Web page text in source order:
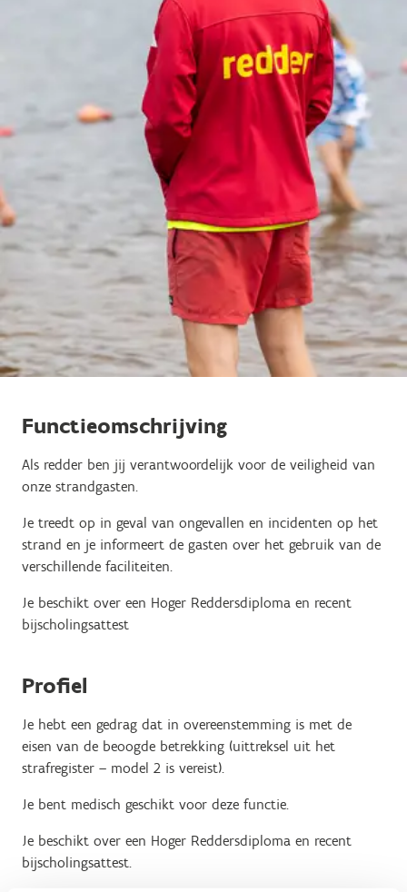
Functieomschrijving
Als redder ben jij verantwoordelijk voor de veiligheid van
onze strandgasten.
Je treedt op in geval van ongevallen en incidenten op het
strand en je informeert de gasten over het gebruik van de
verschillende faciliteiten.
Je beschikt over een Hoger Reddersdiploma en recent
bijscholingsattest
Profiel
Je hebt een gedrag dat in overeenstemming is met de
eisen van de beoogde betrekking (uittreksel uit het
strafregister – model 2 is vereist).
Je bent medisch geschikt voor deze functie.
Je beschikt over een Hoger Reddersdiploma en recent
bijscholingsattest.